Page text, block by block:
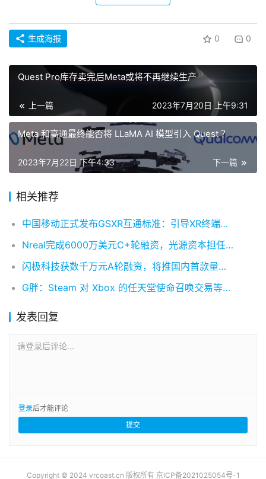
生成海报 0 0
Quest Pro库存卖完后Meta或将不再继续生产
上一篇 2023年7月20日 上午9:31
Meta 和高通最终能否将 LLaMA AI 模型引入 Quest ？
下一篇
2023年7月22日 下午4:33
相关推荐
中国移动正式发布GSXR互通标准：引导XR终端产业发展
Nreal完成6000万美元C+轮融资，光源资本担任独家财务顾问
闪极科技获数千万元A轮融资，将推国内首款量产AI拍摄眼镜
G胖：Steam 对 Xbox 的任天堂使命召唤交易等协议不感兴趣
发表回复
请登录后评论...
登录后才能评论
提交
Copyright © 2024 vrcoast.cn 版权所有 京ICP备2021025054号-1